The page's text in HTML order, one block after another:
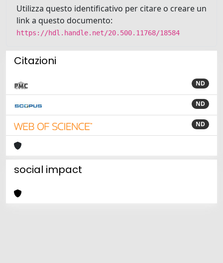
Utilizza questo identificativo per citare o creare un
link a questo documento:
https://hdl.handle.net/20.500.11768/18584
Citazioni
ND
ND
ND
social impact